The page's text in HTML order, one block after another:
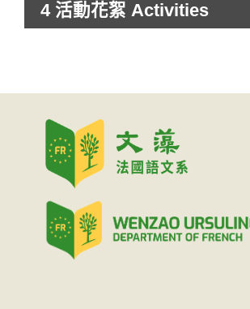
4 活動花絮 Activities